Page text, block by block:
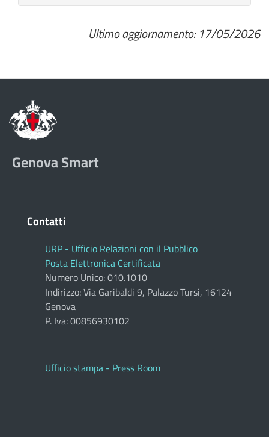
Ultimo aggiornamento: 17/05/2026
Genova Smart
Contatti
URP - Ufficio Relazioni con il Pubblico
Posta Elettronica Certificata
Numero Unico: 010.1010
Indirizzo: Via Garibaldi 9, Palazzo Tursi, 16124
Genova
P. Iva: 00856930102
Ufficio stampa - Press Room